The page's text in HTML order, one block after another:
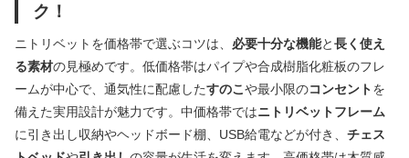
ク！
ニトリベットを価格帯で選ぶコツは、 必要十分な機能と長く使え
る素材の見極めです。低価格帯はパイプや合成樹脂化粧板のフレ
ームが中心で、通気性に配慮したすのこや最小限のコンセントを
備えた実用設計が魅力です。中価格帯ではニトリベットフレーム
に引き出し収納やヘッドボード棚、USB給電などが付き、 チェス